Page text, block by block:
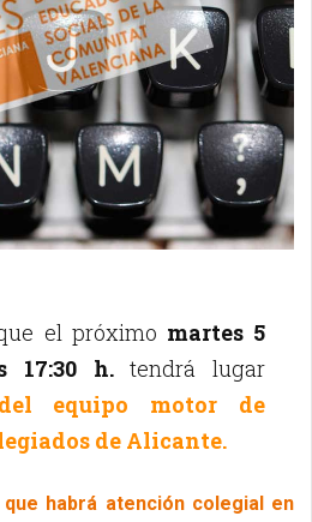
el próximo martes 5
17:30 h.tendrá lugar
equipo motor de
de Alicante.
que habrá atención colegial en